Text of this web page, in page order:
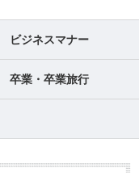
ビジネスマナー
卒業・卒業旅行